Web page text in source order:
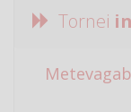
Tornei